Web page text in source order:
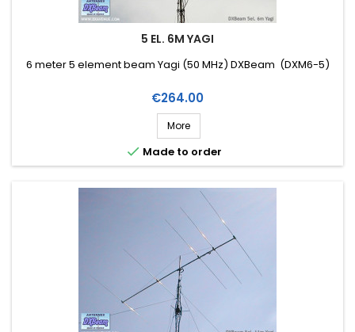
5 EL. 6M YAGI
6 meter 5 element beam Yagi (50 MHz) DXBeam (DXM6-5)
Price
€264.00
More
 Made to order